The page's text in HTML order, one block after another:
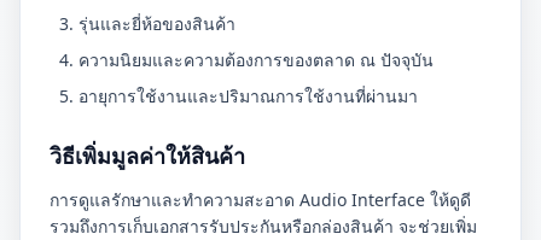
รุ่นและยี่ห้อของสินค้า
ความนิยมและความต้องการของตลาด ณ ปัจจุบัน
อายุการใช้งานและปริมาณการใช้งานที่ผ่านมา
วิธีเพิ่มมูลค่าให้สินค้า
การดูแลรักษาและทำความสะอาด Audio Interface ให้ดูดี
รวมถึงการเก็บเอกสารรับประกันหรือกล่องสินค้า จะช่วยเพิ่ม